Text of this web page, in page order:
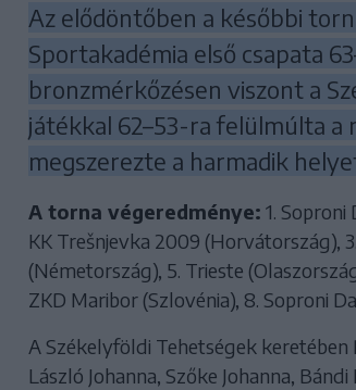
Az elődöntőben a későbbi
Sportakadémia első csapata
bronzmérkőzésen viszont a
játékkal 62–53-ra felülmúlta a
megszerezte a harmadik
A torna végeredménye: 1. Soproni
KK Trešnjevka 2009 (Horvátország),
(Németország), 5. Trieste
ZKD Maribor (Szlovénia), 8. Soproni
A Székelyföldi Tehetségek keretében
László Johanna, Szőke Johanna,